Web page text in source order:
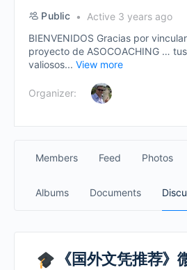
Public
Active 3 years ago
BIENVENIDOS Gracias por
proyecto de ASOCOACHING …
valiosos... View more
Organizer:
Members Feed Photos
Albums Documents
《国外文凭推荐》